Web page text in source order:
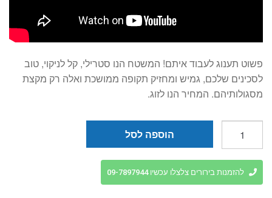
פשוט תענוג לעבוד איתם! המשטח הנו סטרילי, קל לניקוי, טוב
לסכינים שלכם, גמיש ומחזיק תקופה ממושכת ואלה רק מקצת
מסגולותיהם. המחיר הנו לזוג.
קרש
חיתוך
הבריא
הוספה לסל
להזמנות בירורים צלצלו עכשיו 09-7897944